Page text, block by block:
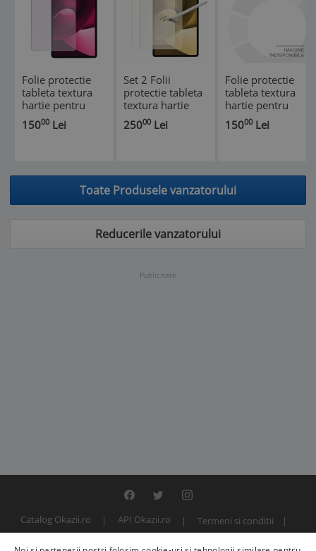
Folie protectie
tableta textura
hartie pentru
Xiaomi Poco Pad,
12.1 Inch, Gama
15000 Lei
Set 2 Folii
protectie tableta
textura hartie
pentru Realme
Pad Mini, 8.7
desenat, Anti-
reflex, Hidrogel,
Si
25000 Lei
Folie protectie
tableta textura
hartie pentru
Xiaomi Poco Pad
5G, 12.1 Inch,
Anti-reflex,
Hidrogel, Sili
15000 Lei
Toate Produsele vanzatorului
Reducerile vanzatorului
Publicitate
Catalog Okazii.ro API Okazii.ro
Termeni si conditii